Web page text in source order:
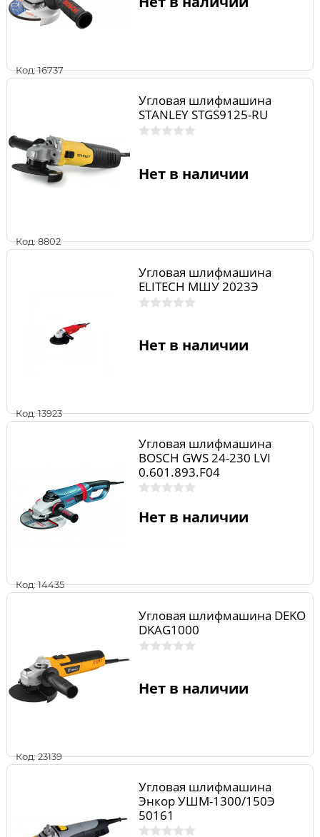
Код: 16737
Код: 8802
Угловая шлифмашина
STANLEY STGS9125-RU
Нет в наличии
Код: 13923
Угловая шлифмашина
ELITECH МШУ 2023Э
Нет в наличии
Код: 14435
Угловая шлифмашина
BOSCH GWS 24-230 LVI
0.601.893.F04
Нет в наличии
Код: 23139
Угловая шлифмашина DEKO
DKAG1000
Нет в наличии
Угловая шлифмашина
Энкор УШМ-1300/150Э
50161